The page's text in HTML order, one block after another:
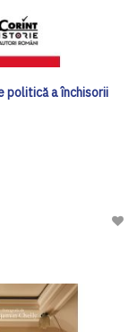
politică a închisorii